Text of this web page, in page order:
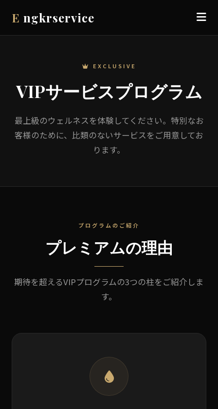
E ngkrservice
EXCLUSIVE
VIPサービスプログラム
最上級のウェルネスを体験してください。特別なお
客様のために、比類のないサービスをご用意してお
ります。
プログラムのご紹介
プレミアムの理由
期待を超えるVIPプログラムの3つの柱をご紹介しま
す。